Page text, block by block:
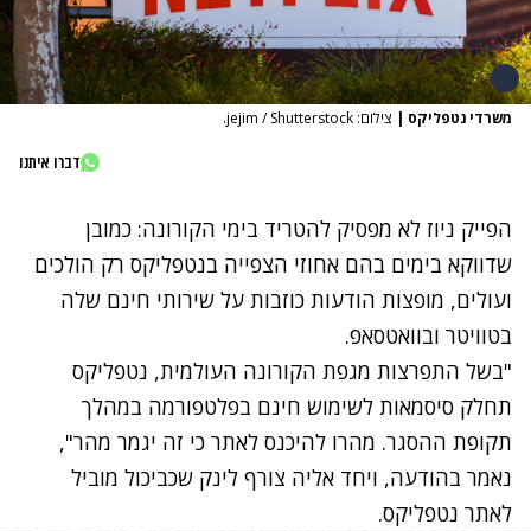
משרדי נטפליקס | צילום: jejim / Shutterstock.
דברו איתנו
הפייק ניוז לא מפסיק להטריד בימי הקורונה: כמובן
שדווקא בימים בהם אחוזי הצפייה בנטפליקס רק הולכים
ועולים, מופצות הודעות כוזבות על שירותי חינם שלה
בטוויטר ובוואטסאפ.
"בשל התפרצות מגפת הקורונה העולמית, נטפליקס
תחלק סיסמאות לשימוש חינם בפלטפורמה במהלך
תקופת ההסגר. מהרו להיכנס לאתר כי זה יגמר מהר",
נאמר בהודעה, ויחד אליה צורף לינק שכביכול מוביל
לאתר נטפליקס.